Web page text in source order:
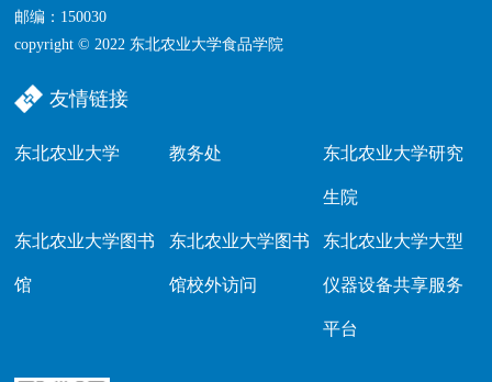
邮编：150030
copyright © 2022 东北农业大学食品学院
友情链接
东北农业大学 教务处 东北农业大学研究
生院
东北农业大学图书
馆
东北农业大学图书
馆校外访问
东北农业大学大型
仪器设备共享服务
平台